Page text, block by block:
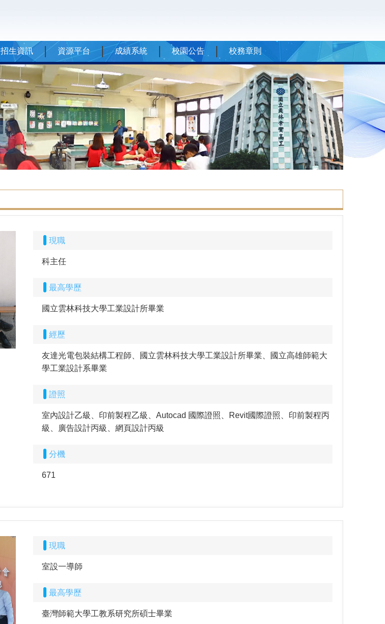
招生資訊 資源平台 成績系統 校園公告 校務章則
現職
科主任
最高學歷
國立雲林科技大學工業設計所畢業
經歷
友達光電包裝結構工程師、國立雲林科技大學工業設計所畢業、國立高雄師範大
學工業設計系畢業
證照
室內設計乙級、印前製程乙級、Autocad 國際證照、Revit國際證照、印前製程丙
級、廣告設計丙級、網頁設計丙級
分機
671
現職
室設一導師
最高學歷
臺灣師範大學工教系研究所碩士畢業